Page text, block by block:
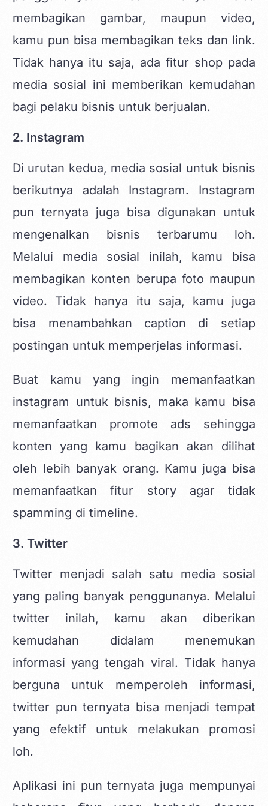
membagikan gambar, maupun video,
kamu pun bisa membagikan teks dan link.
Tidak hanya itu saja, ada fitur shop pada
media sosial ini memberikan kemudahan
bagi pelaku bisnis untuk berjualan.
2. Instagram
Di urutan kedua, media sosial untuk bisnis
berikutnya adalah Instagram. Instagram
pun ternyata juga bisa digunakan untuk
mengenalkan bisnis terbarumu loh.
Melalui media sosial inilah, kamu bisa
membagikan konten berupa foto maupun
video. Tidak hanya itu saja, kamu juga
bisa menambahkan caption di setiap
postingan untuk memperjelas informasi.
Buat kamu yang ingin memanfaatkan
instagram untuk bisnis, maka kamu bisa
memanfaatkan promote ads sehingga
konten yang kamu bagikan akan dilihat
oleh lebih banyak orang. Kamu juga bisa
memanfaatkan fitur story agar tidak
spamming di timeline.
3. Twitter
Twitter menjadi salah satu media sosial
yang paling banyak penggunanya. Melalui
twitter inilah, kamu akan diberikan
kemudahan didalam menemukan
informasi yang tengah viral. Tidak hanya
berguna untuk memperoleh informasi,
twitter pun ternyata bisa menjadi tempat
yang efektif untuk melakukan promosi
loh.
Aplikasi ini pun ternyata juga mempunyai